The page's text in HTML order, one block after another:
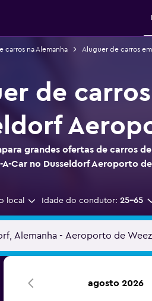
carros na Alemanha Aluguer de carros
de
grandes ofertas de carros
A-Car no Dusseldorf Aeroporto
local Idade do condutor: 25-65
agosto 2026